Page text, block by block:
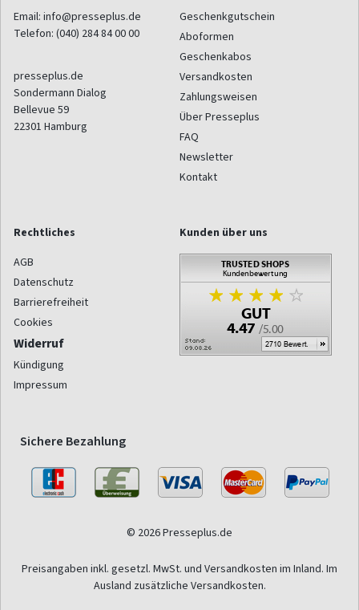
Email: info@presseplus.de
Telefon: (040) 284 84 00 00
presseplus.de
Sondermann Dialog
Bellevue 59
22301 Hamburg
Geschenkgutschein
Aboformen
Geschenkabos
Versandkosten
Zahlungsweisen
Über Presseplus
FAQ
Newsletter
Kontakt
Rechtliches
AGB
Datenschutz
Barrierefreiheit
Cookies
Widerruf
Kündigung
Impressum
Kunden über uns
Sichere Bezahlung
© 2026 Presseplus.de
Preisangaben inkl. gesetzl. MwSt. und Versandkosten im Inland. Im
Ausland zusätzliche Versandkosten.